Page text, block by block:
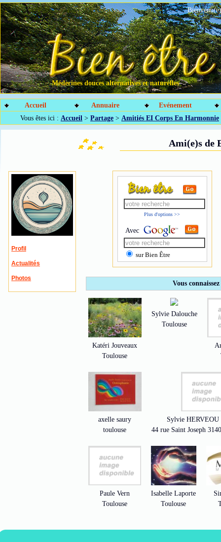
Médecines douces alternatives et naturelles
Accueil Annuaire
Evénement
Vous êtes ici : Accueil > Partage > Amitiés EI Corps En Harmonnie
Ami(e)s de
Profil
Actualités
Photos
Plus d'options >>
Avec
sur Bien Être
Vous
Katéri Jouveaux
Toulouse
Sylvie Dalouche
Toulouse
axelle saury
toulouse
Sylvie HERVEOU
44 rue Saint Joseph
Paule Vern
Toulouse
Isabelle Laporte
Toulouse